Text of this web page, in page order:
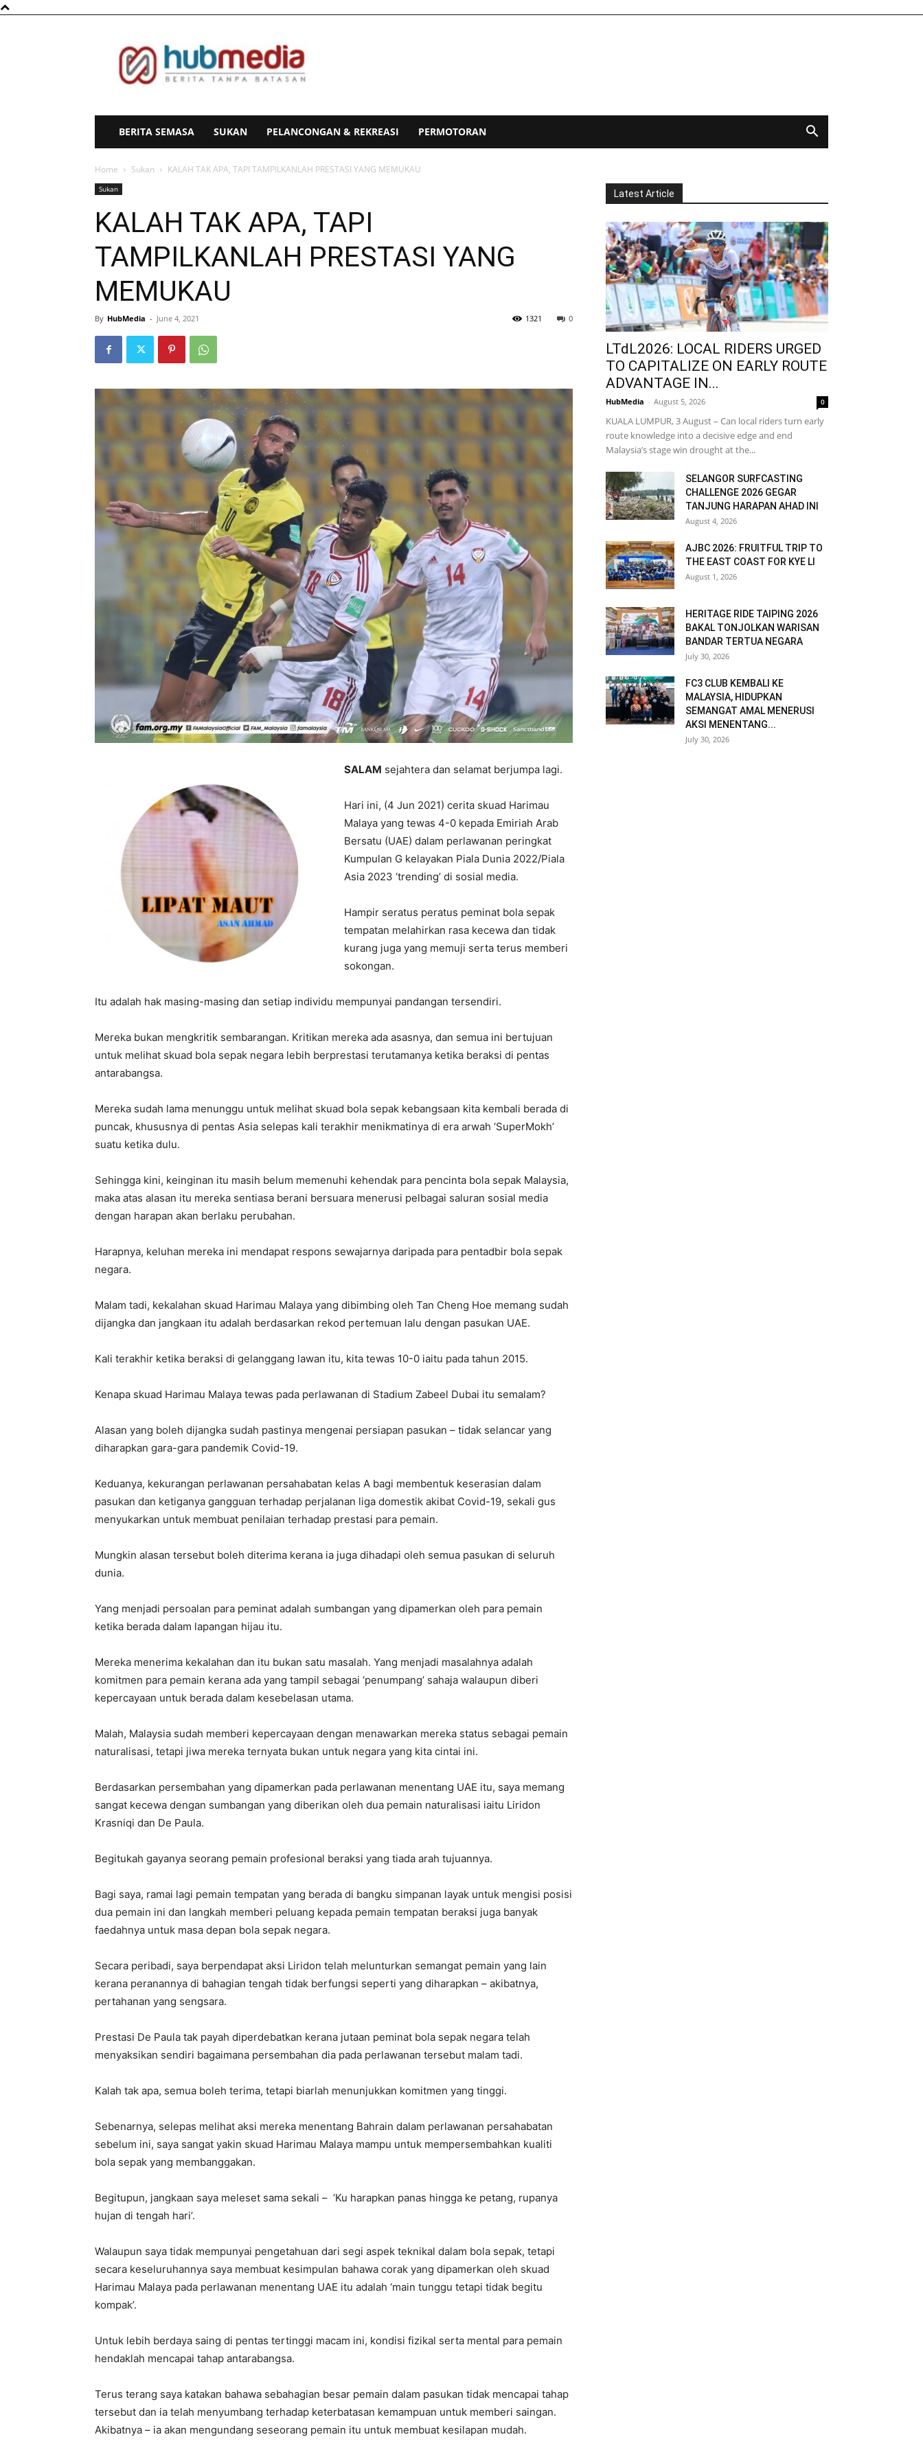
BERITA SEMASA SUKAN PELANCONGAN & REKREASI PERMOTORAN
Home Sukan KALAH TAK APA, TAPI TAMPILKANLAH PRESTASI YANG MEMUKAU
Sukan
KALAH TAK APA, TAPI
TAMPILKANLAH PRESTASI YANG
MEMUKAU
By HubMedia - June 4, 2021 0
1321
SALAM sejahtera dan selamat berjumpa lagi.
Hari ini, (4 Jun 2021) cerita skuad Harimau
Malaya yang tewas 4-0 kepada Emiriah Arab
Bersatu (UAE) dalam perlawanan peringkat
Kumpulan G kelayakan Piala Dunia 2022/Piala
Asia 2023 ‘trending’ di sosial media.
Hampir seratus peratus peminat bola sepak
tempatan melahirkan rasa kecewa dan tidak
kurang juga yang memuji serta terus memberi
sokongan.
Itu adalah hak masing-masing dan setiap individu mempunyai pandangan tersendiri.
Mereka bukan mengkritik sembarangan. Kritikan mereka ada asasnya, dan semua ini bertujuan
untuk melihat skuad bola sepak negara lebih berprestasi terutamanya ketika beraksi di pentas
antarabangsa.
Mereka sudah lama menunggu untuk melihat skuad bola sepak kebangsaan kita kembali berada di
puncak, khususnya di pentas Asia selepas kali terakhir menikmatinya di era arwah ‘SuperMokh’
suatu ketika dulu.
Sehingga kini, keinginan itu masih belum memenuhi kehendak para pencinta bola sepak Malaysia,
maka atas alasan itu mereka sentiasa berani bersuara menerusi pelbagai saluran sosial media
dengan harapan akan berlaku perubahan.
Harapnya, keluhan mereka ini mendapat respons sewajarnya daripada para pentadbir bola sepak
negara.
Malam tadi, kekalahan skuad Harimau Malaya yang dibimbing oleh Tan Cheng Hoe memang sudah
dijangka dan jangkaan itu adalah berdasarkan rekod pertemuan lalu dengan pasukan UAE.
Kali terakhir ketika beraksi di gelanggang lawan itu, kita tewas 10-0 iaitu pada tahun 2015.
Kenapa skuad Harimau Malaya tewas pada perlawanan di Stadium Zabeel Dubai itu semalam?
Alasan yang boleh dijangka sudah pastinya mengenai persiapan pasukan – tidak selancar yang
diharapkan gara-gara pandemik Covid-19.
Keduanya, kekurangan perlawanan persahabatan kelas A bagi membentuk keserasian dalam
pasukan dan ketiganya gangguan terhadap perjalanan liga domestik akibat Covid-19, sekali gus
menyukarkan untuk membuat penilaian terhadap prestasi para pemain.
Mungkin alasan tersebut boleh diterima kerana ia juga dihadapi oleh semua pasukan di seluruh
dunia.
Yang menjadi persoalan para peminat adalah sumbangan yang dipamerkan oleh para pemain
ketika berada dalam lapangan hijau itu.
Mereka menerima kekalahan dan itu bukan satu masalah. Yang menjadi masalahnya adalah
komitmen para pemain kerana ada yang tampil sebagai ‘penumpang’ sahaja walaupun diberi
kepercayaan untuk berada dalam kesebelasan utama.
Malah, Malaysia sudah memberi kepercayaan dengan menawarkan mereka status sebagai pemain
naturalisasi, tetapi jiwa mereka ternyata bukan untuk negara yang kita cintai ini.
Berdasarkan persembahan yang dipamerkan pada perlawanan menentang UAE itu, saya memang
sangat kecewa dengan sumbangan yang diberikan oleh dua pemain naturalisasi iaitu Liridon
Krasniqi dan De Paula.
Begitukah gayanya seorang pemain profesional beraksi yang tiada arah tujuannya.
Bagi saya, ramai lagi pemain tempatan yang berada di bangku simpanan layak untuk mengisi posisi
dua pemain ini dan langkah memberi peluang kepada pemain tempatan beraksi juga banyak
faedahnya untuk masa depan bola sepak negara.
Secara peribadi, saya berpendapat aksi Liridon telah melunturkan semangat pemain yang lain
kerana peranannya di bahagian tengah tidak berfungsi seperti yang diharapkan – akibatnya,
pertahanan yang sengsara.
Prestasi De Paula tak payah diperdebatkan kerana jutaan peminat bola sepak negara telah
menyaksikan sendiri bagaimana persembahan dia pada perlawanan tersebut malam tadi.
Kalah tak apa, semua boleh terima, tetapi biarlah menunjukkan komitmen yang tinggi.
Sebenarnya, selepas melihat aksi mereka menentang Bahrain dalam perlawanan persahabatan
sebelum ini, saya sangat yakin skuad Harimau Malaya mampu untuk mempersembahkan kualiti
bola sepak yang membanggakan.
Begitupun, jangkaan saya meleset sama sekali – ‘Ku harapkan panas hingga ke petang, rupanya
hujan di tengah hari’.
Walaupun saya tidak mempunyai pengetahuan dari segi aspek teknikal dalam bola sepak, tetapi
secara keseluruhannya saya membuat kesimpulan bahawa corak yang dipamerkan oleh skuad
Harimau Malaya pada perlawanan menentang UAE itu adalah ‘main tunggu tetapi tidak begitu
kompak’.
Untuk lebih berdaya saing di pentas tertinggi macam ini, kondisi fizikal serta mental para pemain
hendaklah mencapai tahap antarabangsa.
Terus terang saya katakan bahawa sebahagian besar pemain dalam pasukan tidak mencapai tahap
tersebut dan ia telah menyumbang terhadap keterbatasan kemampuan untuk memberi saingan.
Akibatnya – ia akan mengundang seseorang pemain itu untuk membuat kesilapan mudah.
Latest Article
LTdL2026: LOCAL RIDERS URGED
TO CAPITALIZE ON EARLY ROUTE
ADVANTAGE IN...
HubMedia - August 5, 2026 0
KUALA LUMPUR, 3 August – Can local riders turn early
route knowledge into a decisive edge and end
Malaysia’s stage win drought at the...
SELANGOR SURFCASTING
CHALLENGE 2026 GEGAR
TANJUNG HARAPAN AHAD INI
August 4, 2026
AJBC 2026: FRUITFUL TRIP TO
THE EAST COAST FOR KYE LI
August 1, 2026
HERITAGE RIDE TAIPING 2026
BAKAL TONJOLKAN WARISAN
BANDAR TERTUA NEGARA
July 30, 2026
FC3 CLUB KEMBALI KE
MALAYSIA, HIDUPKAN
SEMANGAT AMAL MENERUSI
AKSI MENENTANG...
July 30, 2026